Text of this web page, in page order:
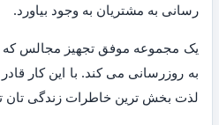
رسانی به مشتریان به وجود بیاورد.
یک مجموعه موفق تجهیز مجالس که
به روزرسانی می کند. با این کار
لذت بخش ترین خاطرات زندگی تان